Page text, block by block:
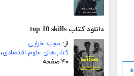
دانلود کتاب top 10 skills
از: مجید خزایی
کتاب‌های علوم اقتصادی،
۴۰ صفحه